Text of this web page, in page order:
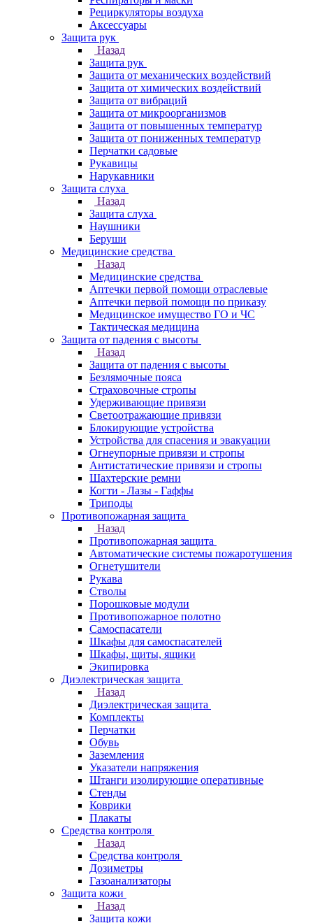
Рециркуляторы воздуха
Аксессуары
Защита рук
Назад
Защита рук
Защита от механических воздействий
Защита от химических воздействий
Защита от вибраций
Защита от микроорганизмов
Защита от повышенных температур
Защита от пониженных температур
Перчатки садовые
Рукавицы
Нарукавники
Защита слуха
Назад
Защита слуха
Наушники
Беруши
Медицинские средства
Назад
Медицинские средства
Аптечки первой помощи отраслевые
Аптечки первой помощи по приказу
Медицинское имущество ГО и ЧС
Тактическая медицина
Защита от падения с высоты
Назад
Защита от падения с высоты
Безлямочные пояса
Страховочные стропы
Удерживающие привязи
Светоотражающие привязи
Блокирующие устройства
Устройства для спасения и эвакуации
Огнеупорные привязи и стропы
Антистатические привязи и стропы
Шахтерские ремни
Когти - Лазы - Гаффы
Триподы
Противопожарная защита
Назад
Противопожарная защита
Автоматические системы пожаротушения
Огнетушители
Рукава
Стволы
Порошковые модули
Противопожарное полотно
Самоспасатели
Шкафы для самоспасателей
Шкафы, щиты, ящики
Экипировка
Диэлектрическая защита
Назад
Диэлектрическая защита
Комплекты
Перчатки
Обувь
Заземления
Указатели напряжения
Штанги изолирующие оперативные
Стенды
Коврики
Плакаты
Средства контроля
Назад
Средства контроля
Дозиметры
Газоанализаторы
Защита кожи
Назад
Защита кожи